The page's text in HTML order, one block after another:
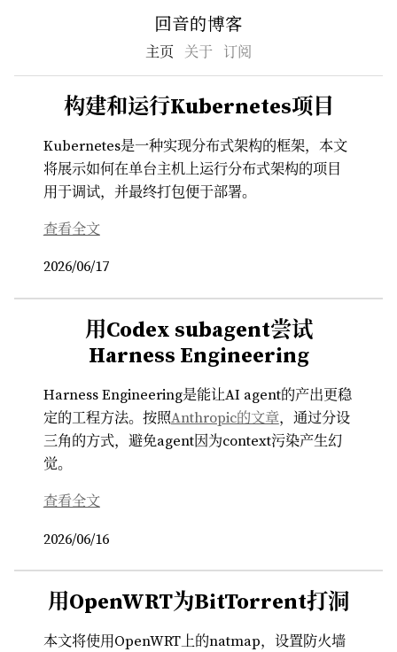
回音的博客
主页 关于 订阅
构建和运行Kubernetes项目
Kubernetes是一种实现分布式架构的框架，本文
将展示如何在单台主机上运行分布式架构的项目
用于调试，并最终打包便于部署。
查看全文
2026/06/17
用Codex subagent尝试
Harness Engineering
Harness Engineering是能让AI agent的产出更稳
定的工程方法。按照Anthropic的文章，通过分设
三角的方式，避免agent因为context污染产生幻
觉。
查看全文
2026/06/16
用OpenWRT为BitTorrent打洞
本文将使用OpenWRT上的natmap，设置防火墙